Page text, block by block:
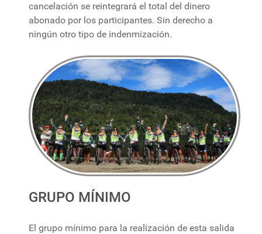
cancelación se reintegrará el total del dinero
abonado por los participantes. Sin derecho a
ningún otro tipo de indenmización.
GRUPO MÍNIMO
El grupo mínimo para la realización de esta salida